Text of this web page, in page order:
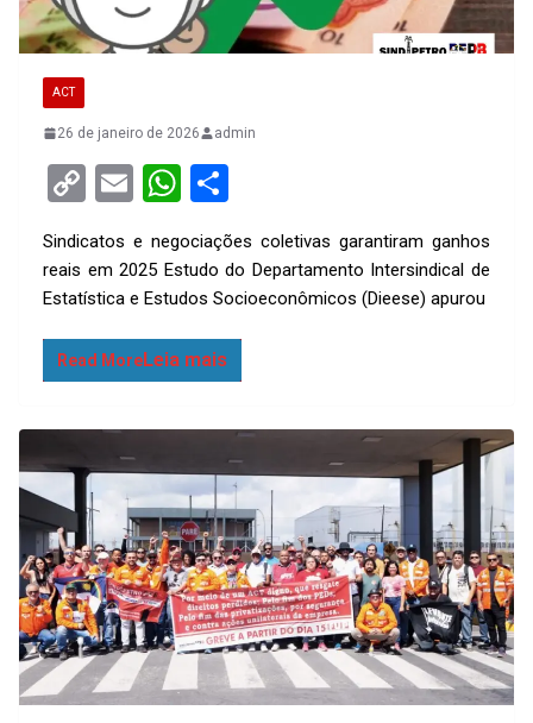
ACT
26 de janeiro de 2026 admin
C
py
Li
n
k
E
ail
W
at
s
A
p
ar
e
Sindicatos e negociações coletivas garantiram ganhos
reais em 2025 Estudo do Departamento Intersindical de
Estatística e Estudos Socioeconômicos (Dieese) apurou
Read More